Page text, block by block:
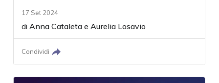
17 Set 2024
diAnna Cataleta eAurelia Losavio
Condividi